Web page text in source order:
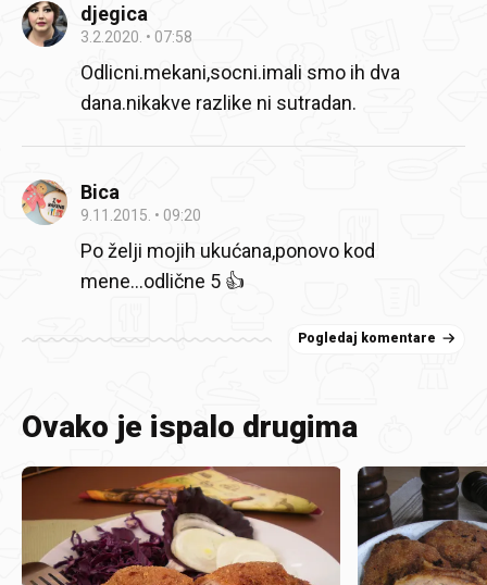
djegica
3.2.2020. 07:58
Odlicni.mekani,socni.imali smo ih dva
dana.nikakve razlike ni sutradan.
Bica
9.11.2015. 09:20
Po želji mojih ukućana,ponovo kod
mene...odlične 5 👍
Pogledaj komentare
Ovako je ispalo drugima